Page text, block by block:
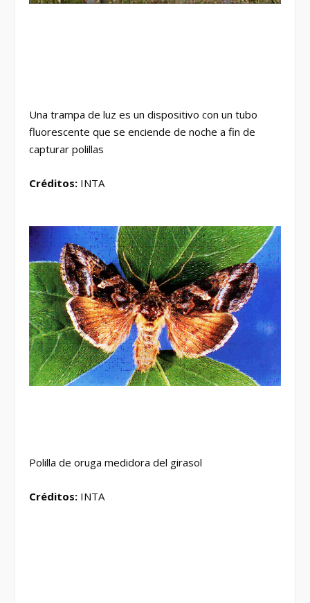
Una trampa de luz es un dispositivo con un tubo
fluorescente que se enciende de noche a fin de
capturar polillas
Créditos: INTA
Polilla de oruga medidora del girasol
Créditos: INTA